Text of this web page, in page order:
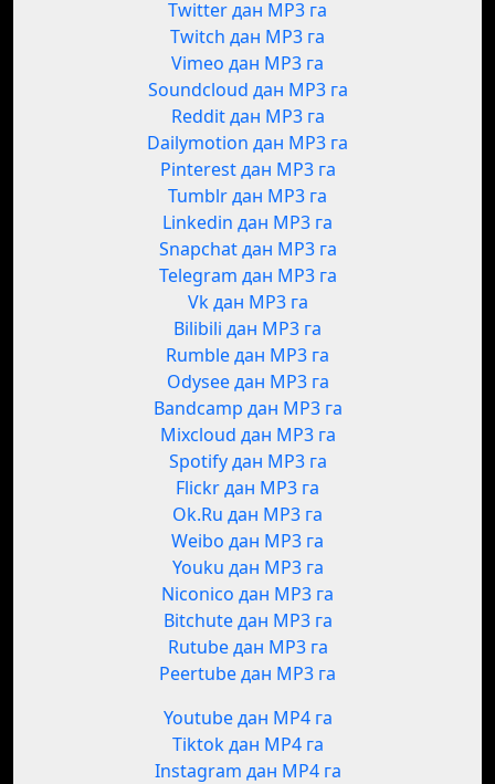
Twitter дан MP3 га
Twitch дан MP3 га
Vimeo дан MP3 га
Soundcloud дан MP3 га
Reddit дан MP3 га
Dailymotion дан MP3 га
Pinterest дан MP3 га
Tumblr дан MP3 га
Linkedin дан MP3 га
Snapchat дан MP3 га
Telegram дан MP3 га
Vk дан MP3 га
Bilibili дан MP3 га
Rumble дан MP3 га
Odysee дан MP3 га
Bandcamp дан MP3 га
Mixcloud дан MP3 га
Spotify дан MP3 га
Flickr дан MP3 га
Ok.Ru дан MP3 га
Weibo дан MP3 га
Youku дан MP3 га
Niconico дан MP3 га
Bitchute дан MP3 га
Rutube дан MP3 га
Peertube дан MP3 га
Youtube дан MP4 га
Tiktok дан MP4 га
Instagram дан MP4 га